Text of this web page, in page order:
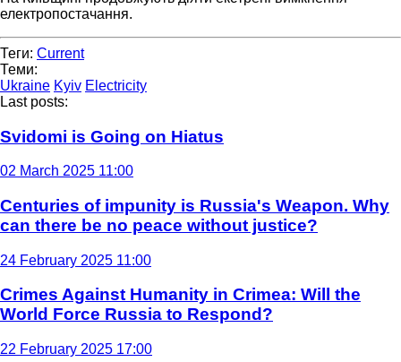
електропостачання.
Теги: Current
Теми:
Ukraine Kyiv Electricity
Last posts:
Svidomi is Going on Hiatus
02 March 2025 11:00
Centuries of impunity is Russia's Weapon. Why
can there be no peace without justice?
24 February 2025 11:00
Crimes Against Humanity in Crimea: Will the
World Force Russia to Respond?
22 February 2025 17:00